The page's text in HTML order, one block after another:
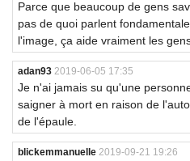
Parce que beaucoup de gens
pas de quoi parlent
l'image, ça aide vraiment les
adan93 2019-06-05 17:35
Je n'ai jamais su qu'une
saigner à mort en raison de
de l'épaule.
blickemmanuelle 2019-09-21 19:26